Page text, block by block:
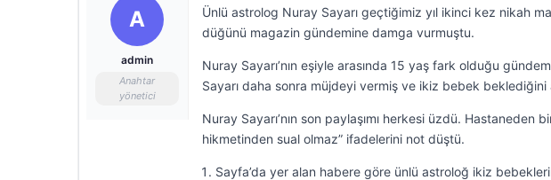
A
admin
Anahtar
yönetici
Ünlü astrolog Nuray Sayarı geçtiğimiz yıl ikinci kez nikah
düğünü magazin gündemine damga vurmuştu.
Nuray Sayarı’nın eşiyle arasında 15 yaş fark olduğu
Sayarı daha sonra müjdeyi vermiş ve ikiz bebek beklediğini
Nuray Sayarı’nın son paylaşımı herkesi üzdü. Hastaneden
hikmetinden sual olmaz” ifadelerini not düştü.
Sayfa’da yer alan habere göre ünlü astroloğ ikiz